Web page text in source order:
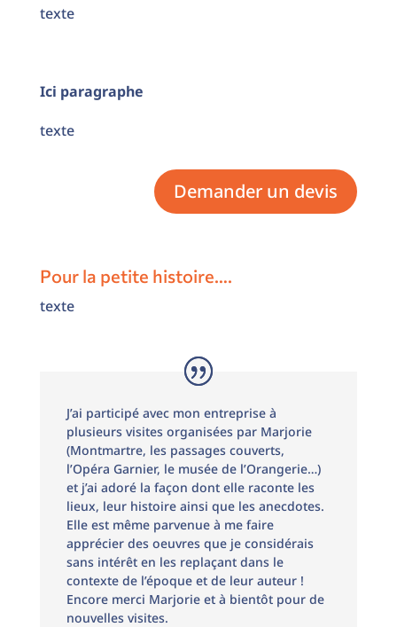
texte
Ici paragraphe
texte
Demander un devis
Pour la petite histoire….
texte
J’ai participé avec mon entreprise à
plusieurs visites organisées par Marjorie
(Montmartre, les passages couverts,
l’Opéra Garnier, le musée de l’Orangerie…)
et j’ai adoré la façon dont elle raconte les
lieux, leur histoire ainsi que les anecdotes.
Elle est même parvenue à me faire
apprécier des oeuvres que je considérais
sans intérêt en les replaçant dans le
contexte de l’époque et de leur auteur !
Encore merci Marjorie et à bientôt pour de
nouvelles visites.